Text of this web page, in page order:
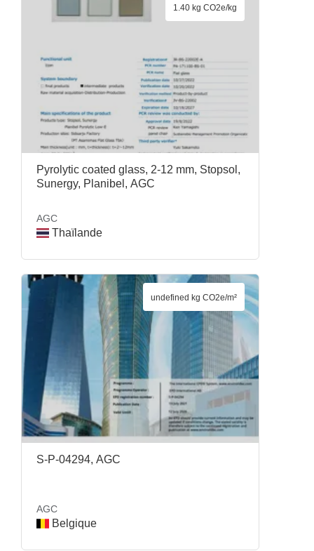
Pyrolytic coated glass, 2-12 mm, Stopsol,
Sunergy, Planibel, AGC
AGC
Thaïlande
1.40 kg CO2e/kg
S-P-04294, AGC
AGC
Belgique
undefined kg CO2e/m²